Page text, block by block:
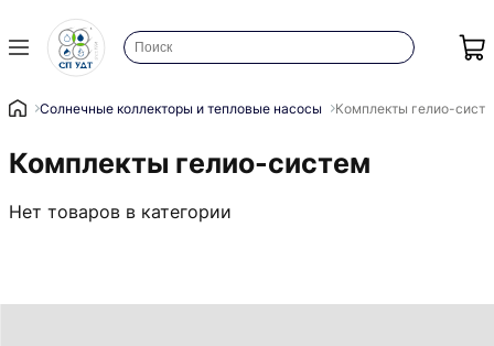
Солнечные коллекторы и тепловые насосы Комплекты гелио-
Комплекты гелио-систем
Нет товаров в категории